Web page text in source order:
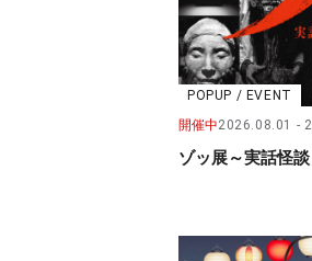
POPUP / EVENT
開催中2026.08.01
ゾッ展～実話怪